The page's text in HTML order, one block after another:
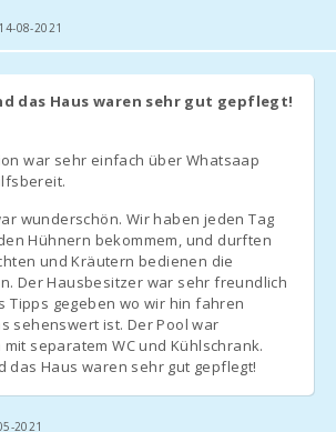
УРЯД ІСПАНІЇ І БАЛЕАРСЬКІ
ЕКО-ПОДАТОК.
на людину в день. Наступні дні 1,10
дітей у віком до 16 років.
нам наступну інформацію для
і від′їзду, а також для того, щоб
всіх гостей в Національній Поліції (Це
умови):
14-08-2021
das Haus waren sehr gut gepflegt!
war sehr einfach über Whatsaap
wunderschön. Wir haben jeden Tag
Hühnern bekommem, und durften
und Kräutern bedienen die
Der Hausbesitzer war sehr freundlich
Tipps gegeben wo wir hin fahren
sehenswert ist. Der Pool war
separatem WC und Kühlschrank.
das Haus waren sehr gut gepflegt!
2021